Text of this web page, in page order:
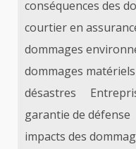
conséquences des
courtier en
dommages
dommages matériels
désastres
garantie de défense
impacts des